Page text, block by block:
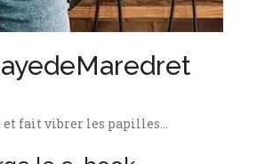
et fait vibrer les papilles…